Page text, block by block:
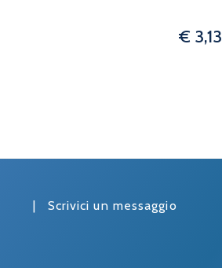
€ 3,13
| Scrivici un messaggio